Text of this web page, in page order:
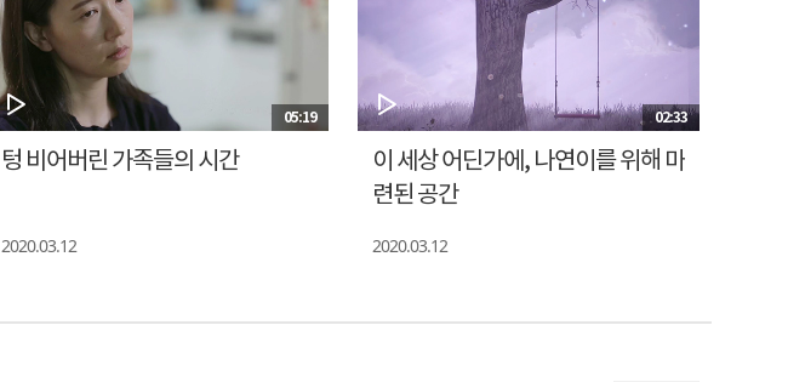
05:19
텅 비어버린 가족들의 시간
2020.03.12
02:33
이 세상 어딘가에, 나연이를 위해 마
련된 공간
2020.03.12